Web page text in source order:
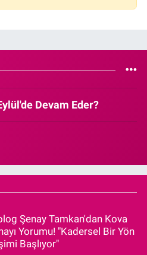
Devam Eder?
Şenay Tamkan'dan Kova
Yorumu! "Kadersel Bir Yön
Başlıyor"